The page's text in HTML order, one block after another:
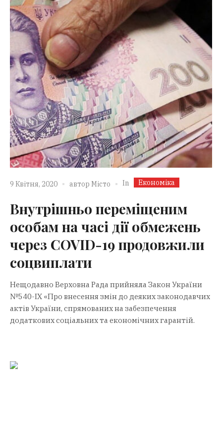
9 Квітня, 2020 автор Місто In Економіка
Внутрішньо переміщеним
особам на часі дії обмежень
через COVID-19 продовжили
соцвиплати
Нещодавно Верховна Рада прийняла Закон України
№540-IX «Про внесення змін до деяких законодавчих
актів України, спрямованих на забезпечення
додаткових соціальних та економічних гарантій.